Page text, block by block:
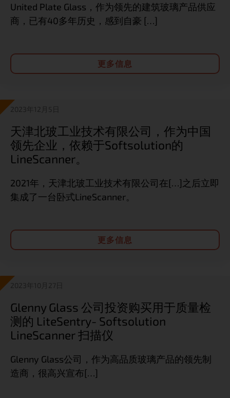
United Plate Glass，作为领先的建筑玻璃产品供应
商，已有40多年历史，感到自豪 […]
更多信息
2023年12月5日
天津北玻工业技术有限公司，作为中国
领先企业，依赖于Softsolution的
LineScanner。
2021年，天津北玻工业技术有限公司在[…]之后立即
集成了一台卧式LineScanner。
更多信息
2023年10月27日
Glenny Glass 公司投资购买用于质量检
测的 LiteSentry- Softsolution
LineScanner 扫描仪
Glenny Glass公司，作为高品质玻璃产品的领先制
造商，很高兴宣布[…]